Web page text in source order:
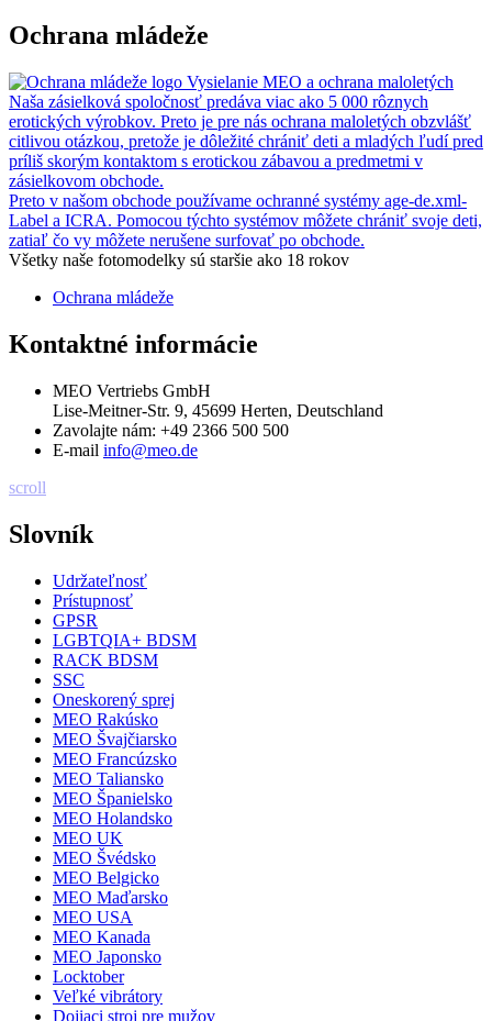
Ochrana mládeže
Vysielanie MEO a ochrana maloletých
Naša zásielková spoločnosť predáva viac ako 5 000 rôznych
erotických výrobkov. Preto je pre nás ochrana maloletých obzvlášť
citlivou otázkou, pretože je dôležité chrániť deti a mladých ľudí pred
príliš skorým kontaktom s erotickou zábavou a predmetmi v
zásielkovom obchode.
Preto v našom obchode používame ochranné systémy age-de.xml-
Label a ICRA. Pomocou týchto systémov môžete chrániť svoje deti,
zatiaľ čo vy môžete nerušene surfovať po obchode.
Všetky naše fotomodelky sú staršie ako 18 rokov
Ochrana mládeže
Kontaktné informácie
MEO Vertriebs GmbH
Lise-Meitner-Str. 9, 45699 Herten, Deutschland
Zavolajte nám: +49 2366 500 500
E-mail info@meo.de
scroll
Slovník
Udržateľnosť
Prístupnosť
GPSR
LGBTQIA+ BDSM
RACK BDSM
SSC
Oneskorený sprej
MEO Rakúsko
MEO Švajčiarsko
MEO Francúzsko
MEO Taliansko
MEO Španielsko
MEO Holandsko
MEO UK
MEO Švédsko
MEO Belgicko
MEO Maďarsko
MEO USA
MEO Kanada
MEO Japonsko
Locktober
Veľké vibrátory
Dojiaci stroj pre mužov